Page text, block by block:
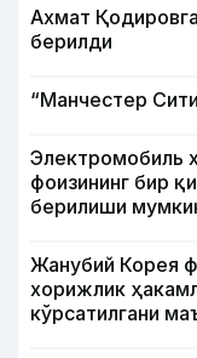
Ахмат
берилди
“Манчестер
Электромобиль
фоизининг бир
берилиши
Жанубий Корея
хорижлик
кўрсатилгани